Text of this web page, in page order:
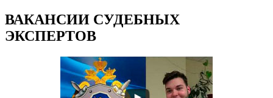
ВАКАНСИИ СУДЕБНЫХ
ЭКСПЕРТОВ